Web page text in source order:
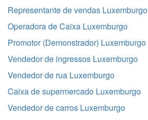
Representante de vendas Luxemburgo
Operadora de Caixa Luxemburgo
Promotor (Demonstrador) Luxemburgo
Vendedor de ingressos Luxemburgo
Vendedor de rua Luxemburgo
Caixa de supermercado Luxemburgo
Vendedor de carros Luxemburgo